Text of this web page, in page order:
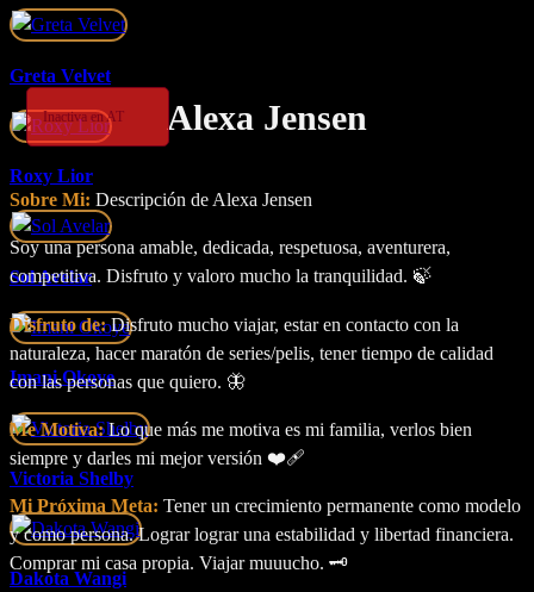
Greta Velvet
Roxy Lior
Sol Avelar
Imani Okoye
Victoria Shelby
Dakota Wangi
Inactiva en AT Alexa Jensen
Sobre Mi: Descripción de Alexa Jensen
Soy una persona amable, dedicada, respetuosa, aventurera,
competitiva. Disfruto y valoro mucho la tranquilidad. 🍃
Disfruto de:Disfruto mucho viajar, estar en contacto con la
naturaleza, hacer maratón de series/pelis, tener tiempo de calidad
con las personas que quiero. 🦋
Me Motiva:Lo que más me motiva es mi familia, verlos bien
siempre y darles mi mejor versión ❤️‍🩹
Mi Próxima Meta: Tener un crecimiento permanente como modelo
y como persona. Lograr lograr una estabilidad y libertad financiera.
Comprar mi casa propia. Viajar muuucho. 🗝️